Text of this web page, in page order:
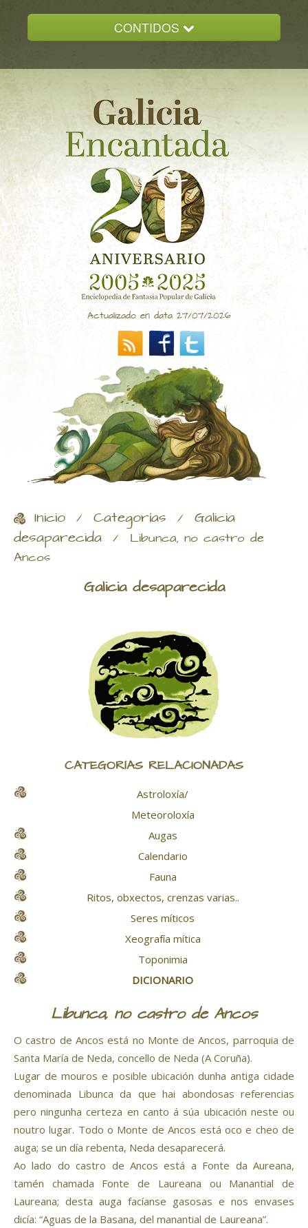
CONTIDOS
GALICIA ENCANTADA
DOCUMENTACION
NOVAS
CONTACTO
Actualizado en data 27/07/2026
Inicio / Categorías / Galicia
desaparecida / Libunca, no castro de
Ancos
Galicia desaparecida
CATEGORÍAS RELACIONADAS
Astroloxía/
Meteoroloxía
Augas
Calendario
Fauna
Ritos, obxectos, crenzas varias..
Seres míticos
Xeografía mítica
Toponimia
DICIONARIO
Libunca, no castro de Ancos
O castro de Ancos está no Monte de Ancos, parroquia de
Santa María de Neda, concello de Neda (A Coruña).
Lugar de mouros e posible ubicación dunha antiga cidade
denominada Libunca da que hai abondosas referencias
pero ningunha certeza en canto á súa ubicación neste ou
noutro lugar. Todo o Monte de Ancos está oco e cheo de
auga; se un día rebenta, Neda desaparecerá.
Ao lado do castro de Ancos está a Fonte da Aureana,
tamén chamada Fonte de Laureana ou Manantial de
Laureana; desta auga facíanse gasosas e nos envases
dicía: “Aguas de la Basana, del manantial de Laureana”.